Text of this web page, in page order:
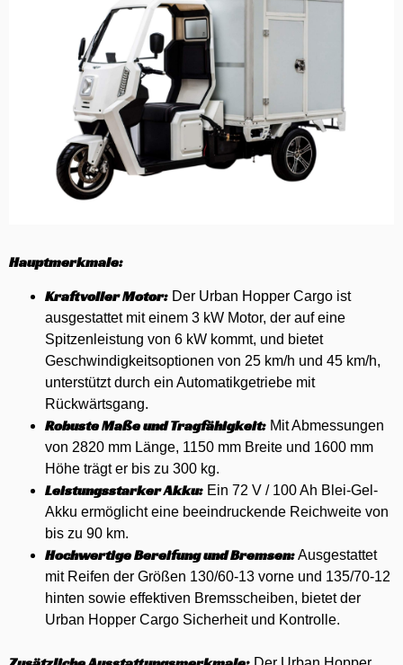
Hauptmerkmale:
Kraftvoller Motor: Der Urban Hopper Cargo ist
ausgestattet mit einem 3 kW Motor, der auf eine
Spitzenleistung von 6 kW kommt, und bietet
Geschwindigkeitsoptionen von 25 km/h und 45 km/h,
unterstützt durch ein Automatikgetriebe mit
Rückwärtsgang.
Robuste Maße und Tragfähigkeit: Mit Abmessungen
von 2820 mm Länge, 1150 mm Breite und 1600 mm
Höhe trägt er bis zu 300 kg.
Leistungsstarker Akku: Ein 72 V / 100 Ah Blei-Gel-
Akku ermöglicht eine beeindruckende Reichweite von
bis zu 90 km.
Hochwertige Bereifung und Bremsen:Ausgestattet
mit Reifen der Größen 130/60-13 vorne und 135/70-12
hinten sowie effektiven Bremsscheiben, bietet der
Urban Hopper Cargo Sicherheit und Kontrolle.